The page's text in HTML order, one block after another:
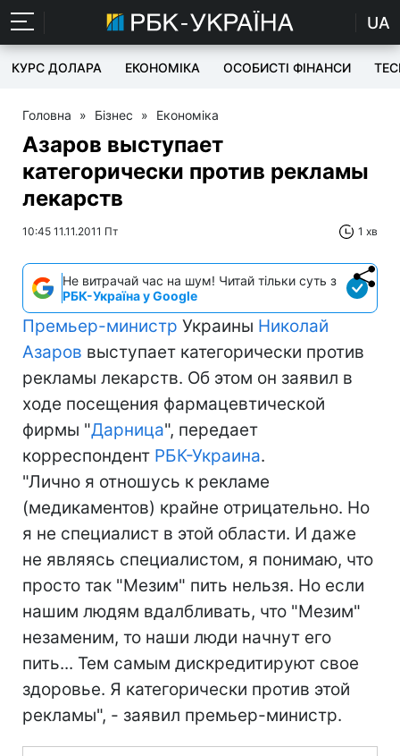
UA
КУРС ДОЛАРА ЕКОНОМІКА ОСОБИСТІ ФІНАНСИ
Головна » Бізнес » Економіка
Азаров выступает
категорически против рекламы
лекарств
10:45 11.11.2011 Пт 1 хв
Не витрачай час на шум! Читай тільки суть з
РБК-Україна у Google
Премьер-министр Украины Николай
Азаров выступает категорически против
рекламы лекарств. Об этом он заявил в
ходе посещения фармацевтической
фирмы "Дарница", передает
корреспондент РБК-Украина.
"Лично я отношусь к рекламе
(медикаментов) крайне отрицательно. Но
я не специалист в этой области. И даже
не являясь специалистом, я понимаю, что
просто так "Мезим" пить нельзя. Но если
нашим людям вдалбливать, что "Мезим"
незаменим, то наши люди начнут его
пить... Тем самым дискредитируют свое
здоровье. Я категорически против этой
рекламы", - заявил премьер-министр.